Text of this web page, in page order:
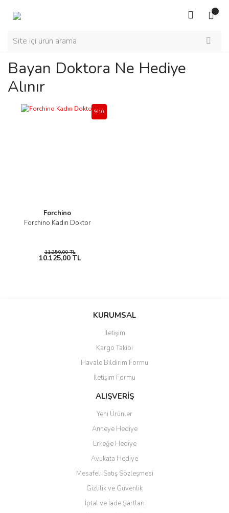
Bayan Doktora Ne Hediye
Alınır
Forchino
Forchino Kadın Doktor
%10
11.250,00 TL
10.125,00 TL
KURUMSAL
İletişim
Kargo Takibi
Havale Bildirim Formu
İletişim Formu
ALIŞVERİŞ
Yeni Ürünler
Anneye Hediye
Erkeğe Hediye
Avukata Hediye
Mesafeli Satış Sözleşmesi
Gizlilik ve Güvenlik
İptal ve İade Şartları